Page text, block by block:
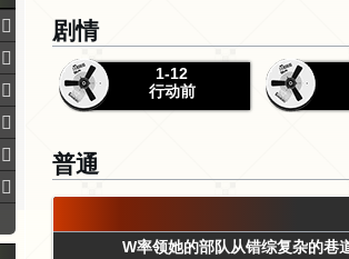
剧情
1-12
行动前
普通
W率领她的部队从错综复杂的巷